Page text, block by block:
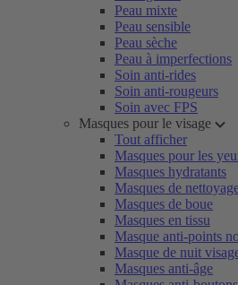
Peau mixte
Peau sensible
Peau sèche
Peau à imperfections
Soin anti-rides
Soin anti-rougeurs
Soin avec FPS
Masques pour le visage
Tout afficher
Masques pour les
Masques hydratants
Masques de
Masques de boue
Masques en tissu
Masque anti-points
Masque de nuit
Masques anti-âge